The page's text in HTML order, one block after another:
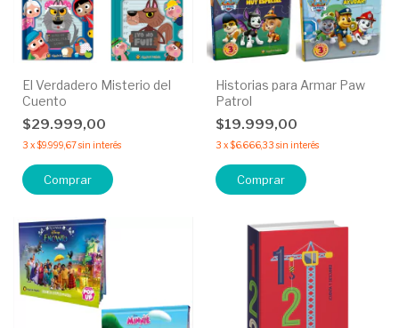
El Verdadero Misterio del
Cuento
$29.999,00
3 x$9.999,67sin interés
Comprar
Historias para Armar Paw
Patrol
$19.999,00
3 x$6.666,33 sin interés
Comprar